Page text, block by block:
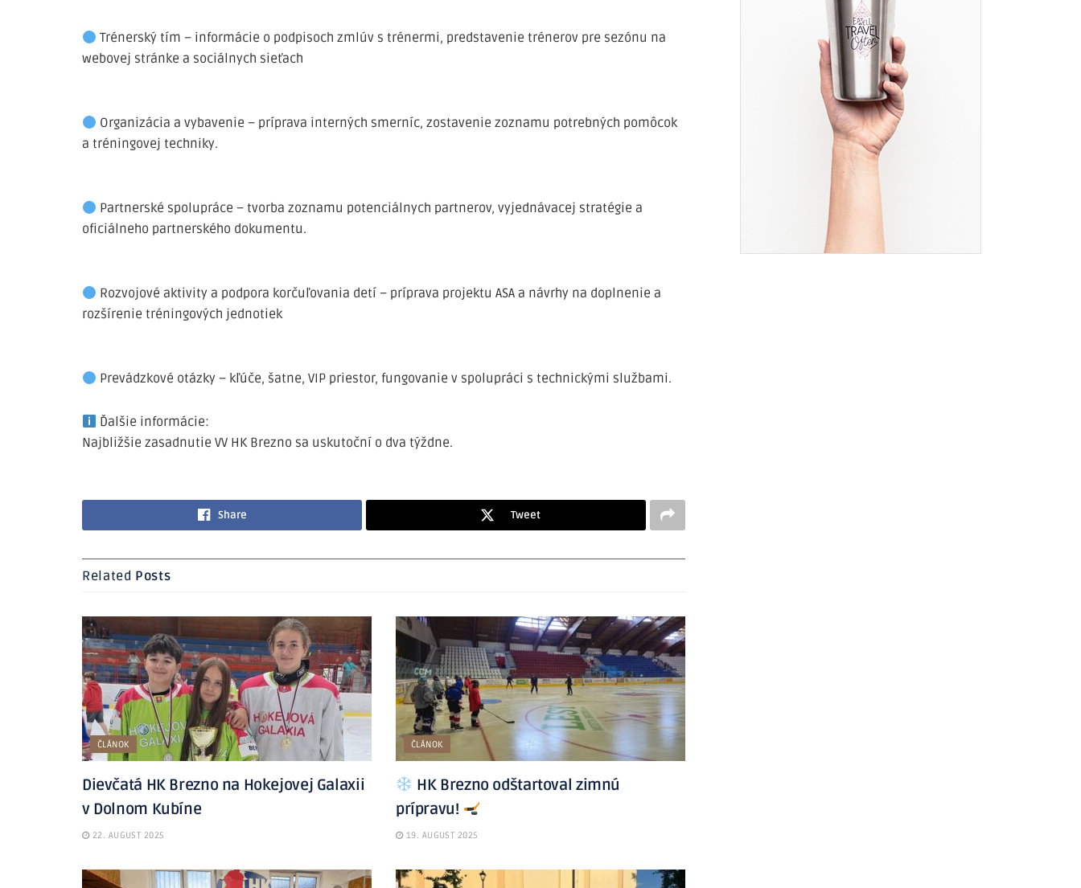
Trénerský tím – informácie o podpisoch zmlúv s trénermi, predstavenie trénerov pre sezónu na
webovej stránke a sociálnych sieťach
Organizácia a vybavenie – príprava interných smerníc, zostavenie zoznamu potrebných pomôcok
a tréningovej techniky.
Partnerské spolupráce – tvorba zoznamu potenciálnych partnerov, vyjednávacej stratégie a
oficiálneho partnerského dokumentu.
Rozvojové aktivity a podpora korčuľovania detí – príprava projektu ASA a návrhy na doplnenie a
rozšírenie tréningových jednotiek
Prevádzkové otázky – kľúče, šatne, VIP priestor, fungovanie v spolupráci s technickými službami.
Ďalšie informácie:
Najbližšie zasadnutie VV HK Brezno sa uskutoční o dva týždne.
Share Tweet
Related Posts
ČLÁNOK
Dievčatá HK Brezno na Hokejovej Galaxii
v Dolnom Kubíne
22. AUGUST 2025
ČLÁNOK
HK Brezno odštartoval zimnú
prípravu!
19. AUGUST 2025